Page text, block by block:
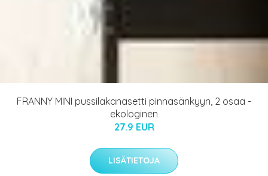
FRANNY MINI pussilakanasetti pinnasänkyyn, 2 osaa -
ekologinen
27.9 EUR
LISÄTIETOJA